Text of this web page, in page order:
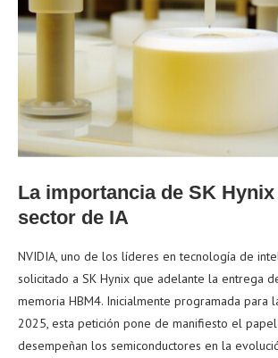
La importancia de SK Hynix
sector de IA
NVIDIA, uno de los líderes en tecnología de
solicitado a SK Hynix que adelante la entrega
memoria HBM4. Inicialmente programada para
2025, esta petición pone de manifiesto el
desempeñan los semiconductores en la